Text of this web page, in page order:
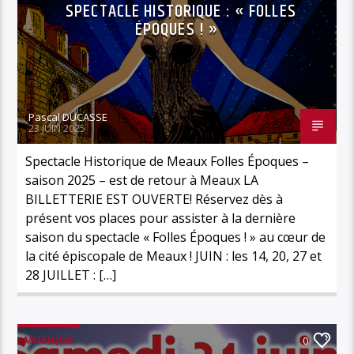
SPECTACLE HISTORIQUE : « FOLLES
ÉPOQUES ! »
Pascal DUCASSE
23 JUIN 2025
Spectacle Historique de Meaux Folles Époques –
saison 2025 – est de retour à Meaux LA
BILLETTERIE EST OUVERTE! Réservez dès à
présent vos places pour assister à la dernière
saison du spectacle « Folles Époques ! » au cœur de
la cité épiscopale de Meaux ! JUIN : les 14, 20, 27 et
28 JUILLET : […]
MUSIQUE 0